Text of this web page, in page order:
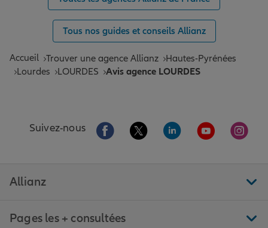
Tous nos guides et conseils Allianz
Accueil Trouver une agence Allianz
Hautes-Pyrénées
Lourdes
LOURDES Avis agence LOURDES
Suivez-nous Aller sur la page Facebook de Allianz
Aller sur la page Twitter de
Aller sur la page
Aller sur la
Aller
Allianz
Pages les + consultées